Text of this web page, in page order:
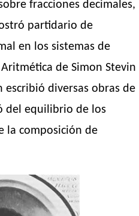
fracciones decimales,
partidario de
en los sistemas de
de Simon Stevin
escribió diversas obras de
del equilibrio de los
la composición de